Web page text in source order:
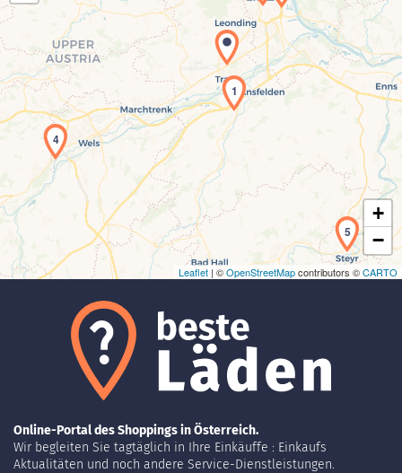
Laden der Karte...
1
4
5
+
−
Leaflet | ©OpenStreetMapcontributors ©CARTO
Online-Portal des Shoppings in Österreich.
Wir begleiten Sie tagtäglich in Ihre Einkäuffe : Einkaufs
Aktualitäten und noch andere Service-Dienstleistungen.